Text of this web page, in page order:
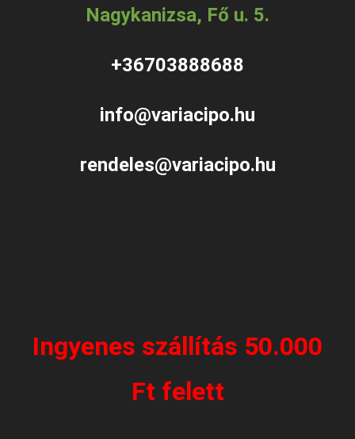
Nagykanizsa, Fő u. 5.
+36703888688
info@variacipo.hu
rendeles@variacipo.hu
Ingyenes szállítás 50.000
Ft felett